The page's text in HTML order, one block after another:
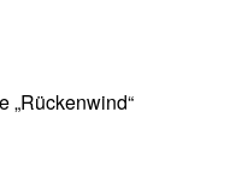
new tab)
„Rückenwind“